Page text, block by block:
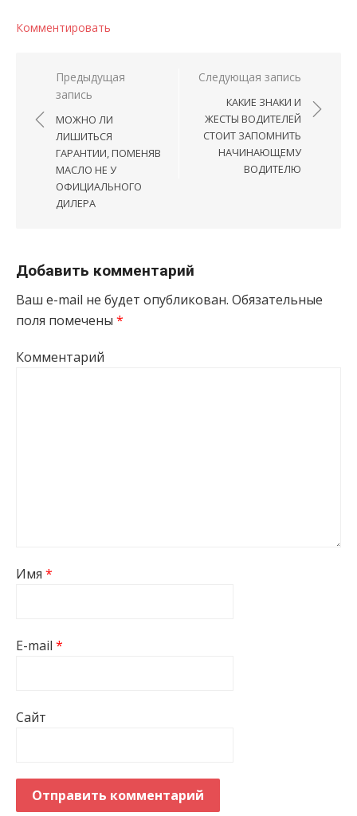
Комментировать
Навигация по записям
Предыдущая
запись
МОЖНО ЛИ
ЛИШИТЬСЯ
ГАРАНТИИ, ПОМЕНЯВ
МАСЛО НЕ У
ОФИЦИАЛЬНОГО
ДИЛЕРА
Следующая запись
КАКИЕ ЗНАКИ И
ЖЕСТЫ ВОДИТЕЛЕЙ
СТОИТ ЗАПОМНИТЬ
НАЧИНАЮЩЕМУ
ВОДИТЕЛЮ
Добавить комментарий
Ваш e-mail не будет опубликован. Обязательные
поля помечены *
Комментарий
Имя *
E-mail *
Сайт